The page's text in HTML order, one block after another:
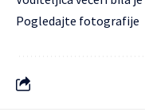
Pogledajte fotografije